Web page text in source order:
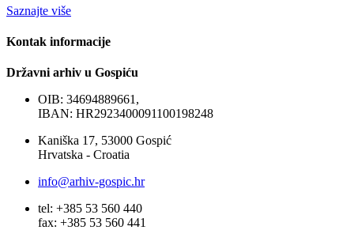
Saznajte više
Kontak informacije
Državni arhiv u Gospiću
OIB: 34694889661,
IBAN: HR2923400091100198248
Kaniška 17, 53000 Gospić
Hrvatska - Croatia
info@arhiv-gospic.hr
tel: +385 53 560 440
fax: +385 53 560 441